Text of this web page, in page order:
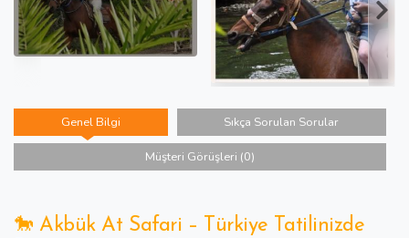
Genel Bilgi Sıkça Sorulan Sorular
Müşteri Görüşleri (0)
🐎 Akbük At Safari – Türkiye Tatilinizde